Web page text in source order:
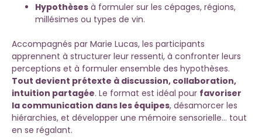
Hypothèses à formuler sur les cépages, régions,
millésimes ou types de vin.
Accompagnés par Marie Lucas, les participants
apprennent à structurer leur ressenti, à confronter leurs
perceptions et à formuler ensemble des hypothèses.
Tout devient prétexte à discussion, collaboration,
intuition partagée. Le format est idéal pour favoriser
la communication dans les équipes, désamorcer les
hiérarchies, et développer une mémoire sensorielle… tout
en se régalant.